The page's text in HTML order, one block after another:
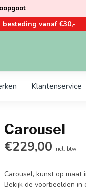
vanaf €30,-
Klantenservice
Carousel
€229,00 Incl. btw
Carousel, kunst op maat
Bekijk de voorbeelden in